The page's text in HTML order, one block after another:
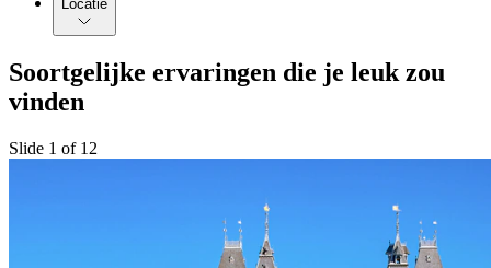
Locatie
Soortgelijke ervaringen die je leuk zou
vinden
Slide 1 of 12